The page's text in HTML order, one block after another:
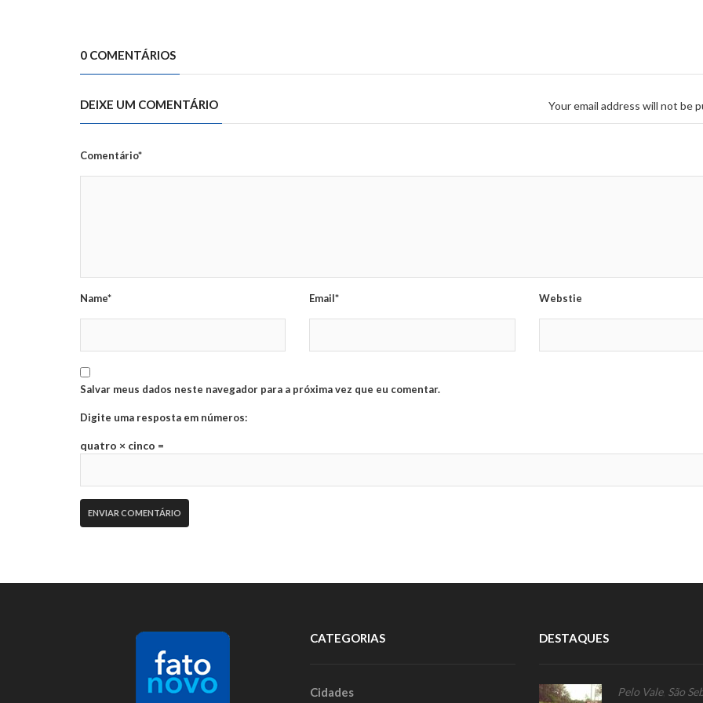
0 COMENTÁRIOS
DEIXE UM COMENTÁRIO Your email address will not be
Comentário*
Name* Email* Webstie
Salvar meus dados neste navegador para a próxima vez que eu comentar.
Digite uma resposta em números:
quatro × cinco =
CATEGORIAS
Cidades
DESTAQUES
Pelo Vale, São